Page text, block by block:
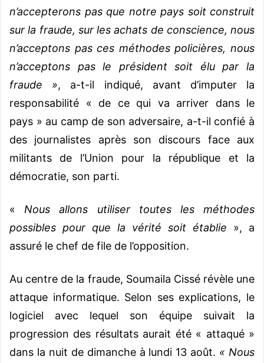
n’accepterons pas que notre pays soit construit
sur la fraude, sur les achats de conscience, nous
n’acceptons pas ces méthodes policières, nous
n’acceptons pas le président soit élu par la
fraude », a-t-il indiqué, avant d’imputer la
responsabilité « de ce qui va arriver dans le
pays » au camp de son adversaire, a-t-il confié à
des journalistes après son discours face aux
militants de l’Union pour la république et la
démocratie, son parti.
« Nous allons utiliser toutes les méthodes
possibles pour que la vérité soit établie », a
assuré le chef de file de l’opposition.
Au centre de la fraude, Soumaila Cissé révèle une
attaque informatique. Selon ses explications, le
logiciel avec lequel son équipe suivait la
progression des résultats aurait été « attaqué »
dans la nuit de dimanche à lundi 13 août. « Nous